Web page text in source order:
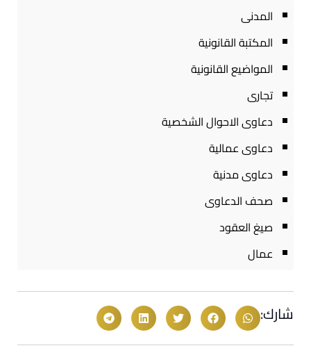
المدنى
المكتبة القانونية
المواضيع القانونية
تجارى
دعاوى الاحوال الشخصية
دعاوى عمالية
دعاوى مدنية
صحف الدعاوى
صيغ العقود
عمال
شارك: